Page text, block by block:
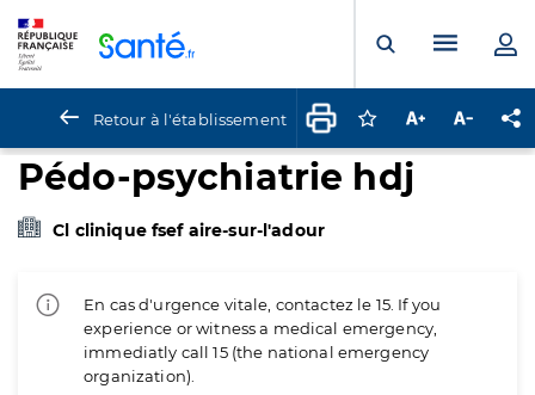
Ouvrir laMenu
Retour à l'établissement Connectez-vous
Augmenter la
Pédo-psychiatrie hdj
Cl clinique fsef aire-sur-l'adour
En cas d'urgence vitale, contactez le 15. If you
experience or witness a medical emergency,
immediatly call 15 (the national emergency
organization).